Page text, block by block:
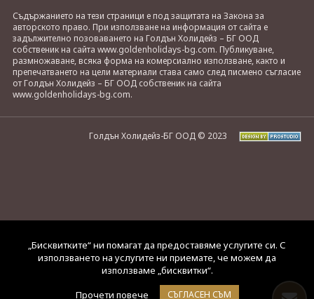
Съдържанието на тези страници е под защитата на Закона за
авторското право. При използване на информация от сайта е
задължително позоваването на Голдън Холидейз – БГ ООД
собственик на сайта www.goldenholidays-bg.com. Публикуване,
размножаване, всяка форма на комерсиално използване, както и
препечатването на цели материали става само след писмено съгласие
от Голдън Холидейз – БГ ООД собственик на сайта
www.goldenholidays-bg.com.
Голдън Холидейз-БГ ООД © 2023
„Бисквитките“ ни помагат да предоставяме услугите си. С
използването на услугите ни приемате, че можем да
използваме „бисквитки“.
Прочети повече
СЪГЛАСЕН СЪМ